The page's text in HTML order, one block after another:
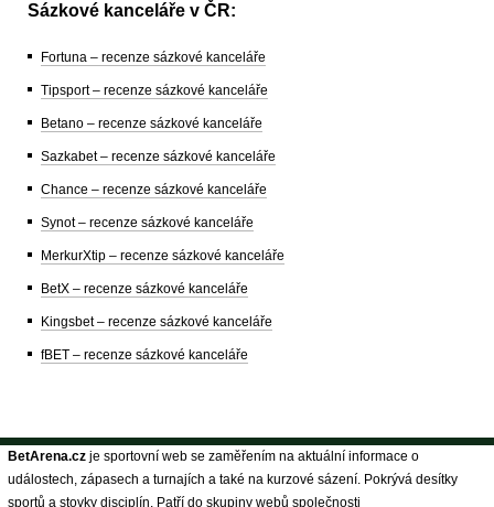
Sázkové kanceláře v ČR:
Fortuna – recenze sázkové kanceláře
Tipsport – recenze sázkové kanceláře
Betano – recenze sázkové kanceláře
Sazkabet – recenze sázkové kanceláře
Chance – recenze sázkové kanceláře
Synot – recenze sázkové kanceláře
MerkurXtip – recenze sázkové kanceláře
BetX – recenze sázkové kanceláře
Kingsbet – recenze sázkové kanceláře
fBET – recenze sázkové kanceláře
BetArena.cz je sportovní web se zaměřením na aktuální informace o
událostech, zápasech a turnajích a také na kurzové sázení. Pokrývá desítky
sportů a stovky disciplín. Patří do skupiny webů společnosti